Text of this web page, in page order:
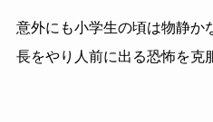
意外にも小学生の頃は物静か
長をやり人前に出る恐怖を克